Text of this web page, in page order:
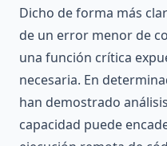
Dicho de forma más
de un error menor de
una función crítica
necesaria. En
han demostrado
capacidad puede